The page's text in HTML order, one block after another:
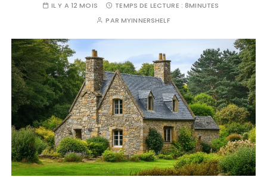
IL Y A 12 MOIS TEMPS DE LECTURE :8MINUTES
PAR MYINNERSHELF